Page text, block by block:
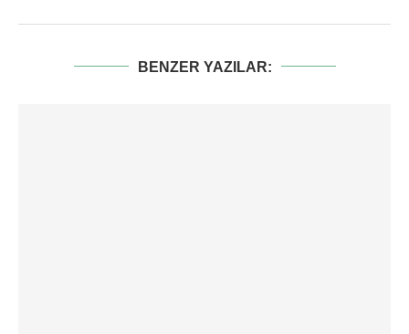
BENZER YAZILAR: